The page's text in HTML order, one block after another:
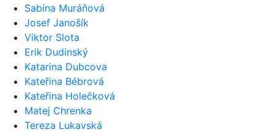
Sabína Muráňová
Josef Janošík
Viktor Slota
Erik Dudinský
Katarina Dubcova
Kateřina Bébrová
Kateřina Holečková
Matej Chrenka
Tereza Lukavská